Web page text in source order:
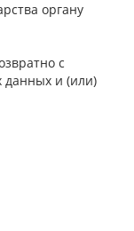
органу
с
данных и (или)